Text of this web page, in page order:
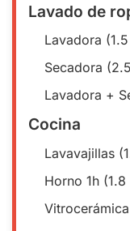
Lavado de
Lavadora
Secadora
Lavadora +
Cocina
Lavavajillas
Horno 1h